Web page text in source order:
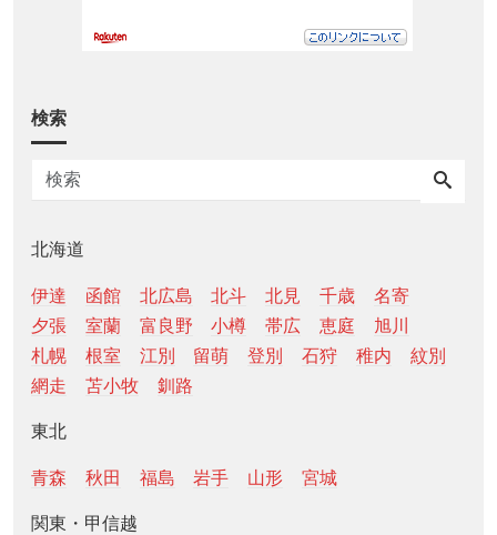
検索
北海道
伊達 函館 北広島 北斗 北見 千歳
名寄
夕張
室蘭 富良野 小樽 帯広 恵庭
旭川
札幌
根室 江別 留萌 登別 石狩 稚内
紋別
網走
苫小牧 釧路
東北
青森 秋田 福島 岩手 山形 宮城
関東・甲信越